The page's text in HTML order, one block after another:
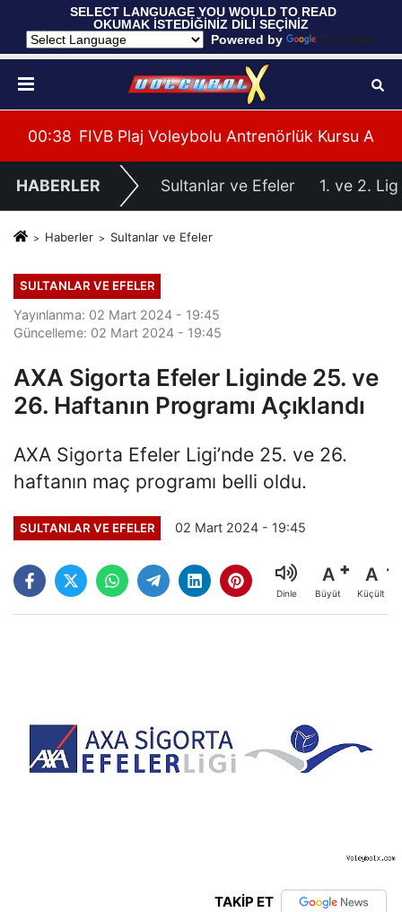
SELECT LANGUAGE YOU WOULD TO READ
OKUMAK İSTEDİĞİNİZ DİLİ SEÇİNİZ
Powered by
Translate
U20 Erkekler Avrupa Şampiyonası İlk Tur Elemeleri
00:38 FIVB Plaj Voleybolu Antrenörlük Kursu
HABERLER Sultanlar ve Efeler 1. ve 2. Lig
Haberler Sultanlar ve Efeler
SULTANLAR VE EFELER
Yayınlanma: 02 Mart 2024 - 19:45
Güncelleme: 02 Mart 2024 - 19:45
AXA Sigorta Efeler Liginde 25. ve
26. Haftanın Programı Açıklandı
AXA Sigorta Efeler Ligi’nde 25. ve 26.
haftanın maç programı belli oldu.
SULTANLAR VE EFELER 02 Mart 2024 - 19:45
Dinle
A
Büyüt
A
Küçült
TAKİP ET